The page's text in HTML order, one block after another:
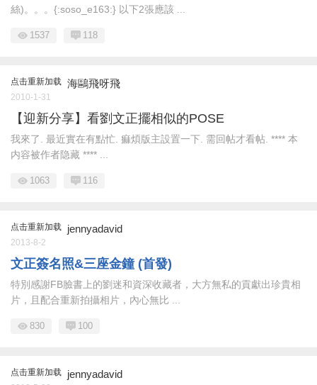
絲)。。。{:soso_e163:} 以下2張應該 ...
1537 118
点击重新加载 海鷗飛呀飛
2010-1-31
【迎新分享】看劉文正擺相似的POSE
我來了. 最近實在有點忙. 痲煩版主設置一下. 需回帖才看帖. **** 本
内容被作者隐藏 **** ...
1063 116
点击重新加载 jennyadavid
2013-8-2
文正簽名照&三座金鐘 (首發)
特別感謝FB臉書上的劉迷和資深收藏者，大方無私的貢獻出珍貴相
片，且配合重新拍攝相片，內心無比 ...
830 100
点击重新加载 jennyadavid